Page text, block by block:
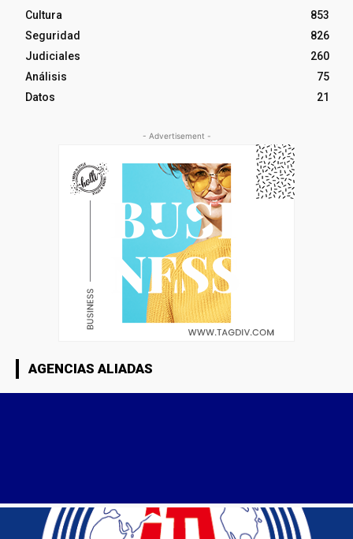
Cultura
853
Seguridad
826
Judiciales
260
Análisis
75
Datos
21
- Advertisement -
AGENCIAS ALIADAS